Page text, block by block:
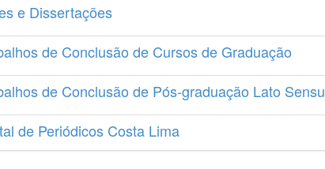
e Dissertações
de Conclusão de Cursos de Graduação
de Conclusão de Pós-graduação Lato Sensu
de Periódicos Costa Lima